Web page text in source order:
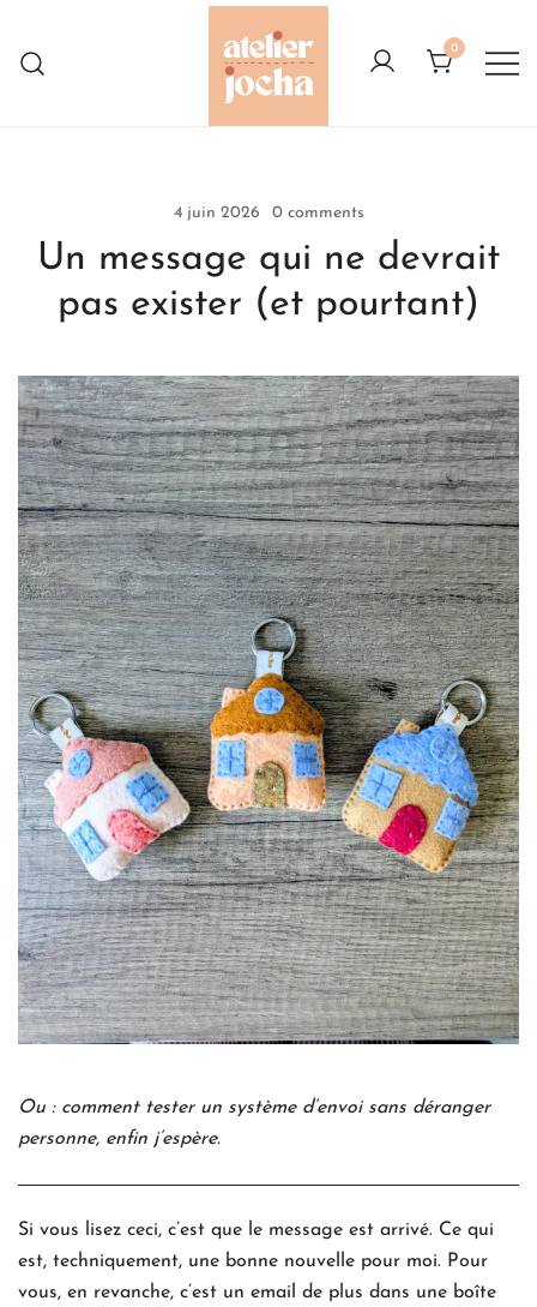
content
0
4 juin 2026 0 comments
Un message qui ne devrait
pas exister (et pourtant)
Ou : comment tester un système d’envoi sans déranger
personne, enfin j’espère.
Si vous lisez ceci, c’est que le message est arrivé. Ce qui
est, techniquement, une bonne nouvelle pour moi. Pour
vous, en revanche, c’est un email de plus dans une boîte